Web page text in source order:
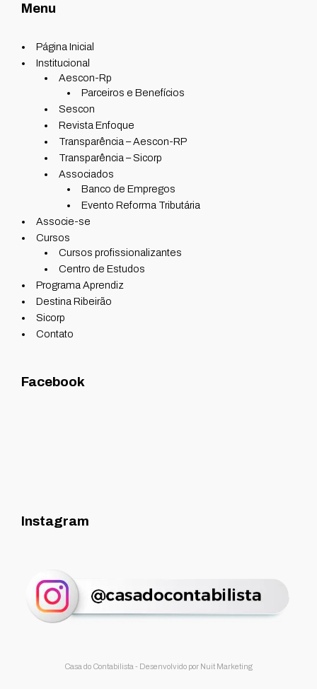
Menu
Página Inicial
Institucional
Aescon-Rp
Parceiros e Benefícios
Sescon
Revista Enfoque
Transparência – Aescon-RP
Transparência – Sicorp
Associados
Banco de Empregos
Evento Reforma Tributária
Associe-se
Cursos
Cursos profissionalizantes
Centro de Estudos
Programa Aprendiz
Destina Ribeirão
Sicorp
Contato
Facebook
Instagram
Casa do Contabilista - Desenvolvido por Nuit Marketing